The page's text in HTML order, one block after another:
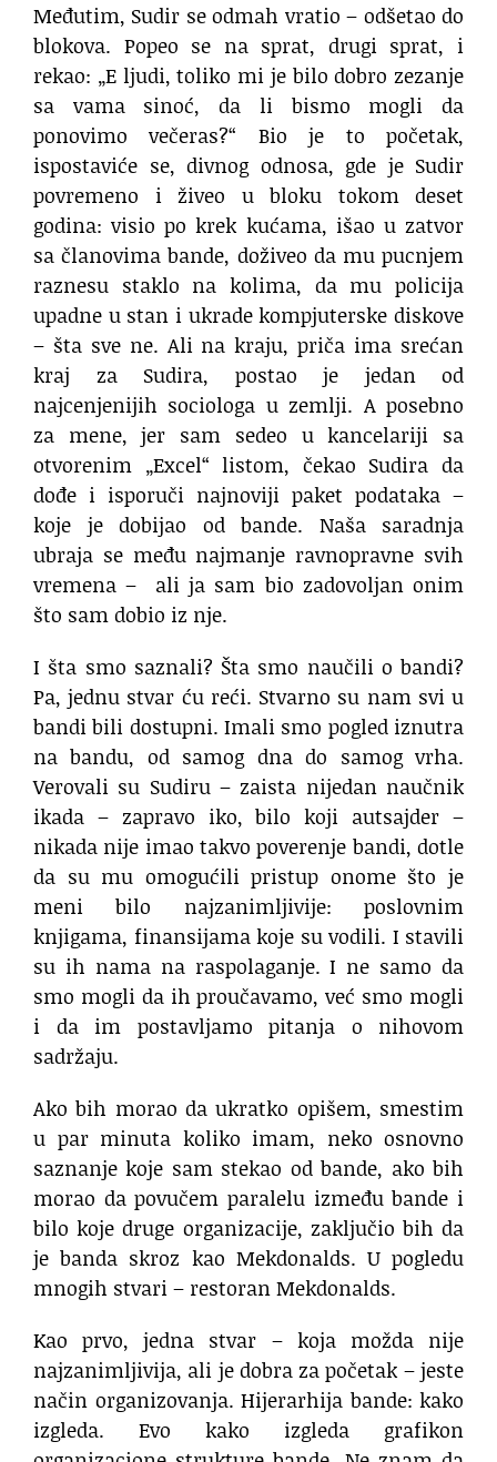
Međutim, Sudir se odmah vratio – odšetao do
blokova. Popeo se na sprat, drugi sprat, i
rekao: „E ljudi, toliko mi je bilo dobro zezanje
sa vama sinoć, da li bismo mogli da
ponovimo večeras?“ Bio je to početak,
ispostaviće se, divnog odnosa, gde je Sudir
povremeno i živeo u bloku tokom deset
godina: visio po krek kućama, išao u zatvor
sa članovima bande, doživeo da mu pucnjem
raznesu staklo na kolima, da mu policija
upadne u stan i ukrade kompjuterske diskove
– šta sve ne. Ali na kraju, priča ima srećan
kraj za Sudira, postao je jedan od
najcenjenijih sociologa u zemlji. A posebno
za mene, jer sam sedeo u kancelariji sa
otvorenim „Excel“ listom, čekao Sudira da
dođe i isporuči najnoviji paket podataka –
koje je dobijao od bande. Naša saradnja
ubraja se među najmanje ravnopravne svih
vremena – ali ja sam bio zadovoljan onim
što sam dobio iz nje.
I šta smo saznali? Šta smo naučili o bandi?
Pa, jednu stvar ću reći. Stvarno su nam svi u
bandi bili dostupni. Imali smo pogled iznutra
na bandu, od samog dna do samog vrha.
Verovali su Sudiru – zaista nijedan naučnik
ikada – zapravo iko, bilo koji autsajder –
nikada nije imao takvo poverenje bandi, dotle
da su mu omogućili pristup onome što je
meni bilo najzanimljivije: poslovnim
knjigama, finansijama koje su vodili. I stavili
su ih nama na raspolaganje. I ne samo da
smo mogli da ih proučavamo, već smo mogli
i da im postavljamo pitanja o nihovom
sadržaju.
Ako bih morao da ukratko opišem, smestim
u par minuta koliko imam, neko osnovno
saznanje koje sam stekao od bande, ako bih
morao da povučem paralelu između bande i
bilo koje druge organizacije, zaključio bih da
je banda skroz kao Mekdonalds. U pogledu
mnogih stvari – restoran Mekdonalds.
Kao prvo, jedna stvar – koja možda nije
najzanimljivija, ali je dobra za početak – jeste
način organizovanja. Hijerarhija bande: kako
izgleda. Evo kako izgleda grafikon